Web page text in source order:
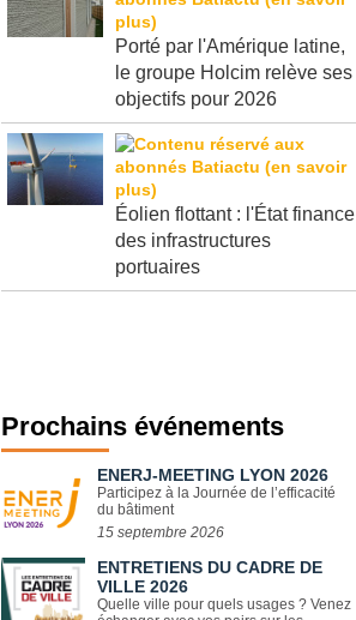
Porté par l'Amérique latine,
le groupe Holcim relève ses
objectifs pour 2026
Éolien flottant : l'État finance
des infrastructures
portuaires
Prochains événements
ENERJ-MEETING LYON 2026
Participez à la Journée de l’efficacité
du bâtiment
15 septembre 2026
ENTRETIENS DU CADRE DE
VILLE 2026
Quelle ville pour quels usages ? Venez